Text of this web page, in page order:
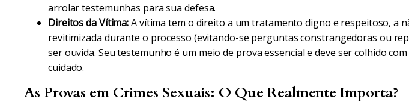
arrolar testemunhas para sua defesa.
Direitos da Vítima:A vítima tem o direito a um tratamento digno e respeitoso, a
revitimizada durante o processo (evitando-se perguntas constrangedoras ou
ser ouvida. Seu testemunho é um meio de prova essencial e deve ser colhido
cuidado.
As Provas em Crimes Sexuais: O Que Realmente Importa?